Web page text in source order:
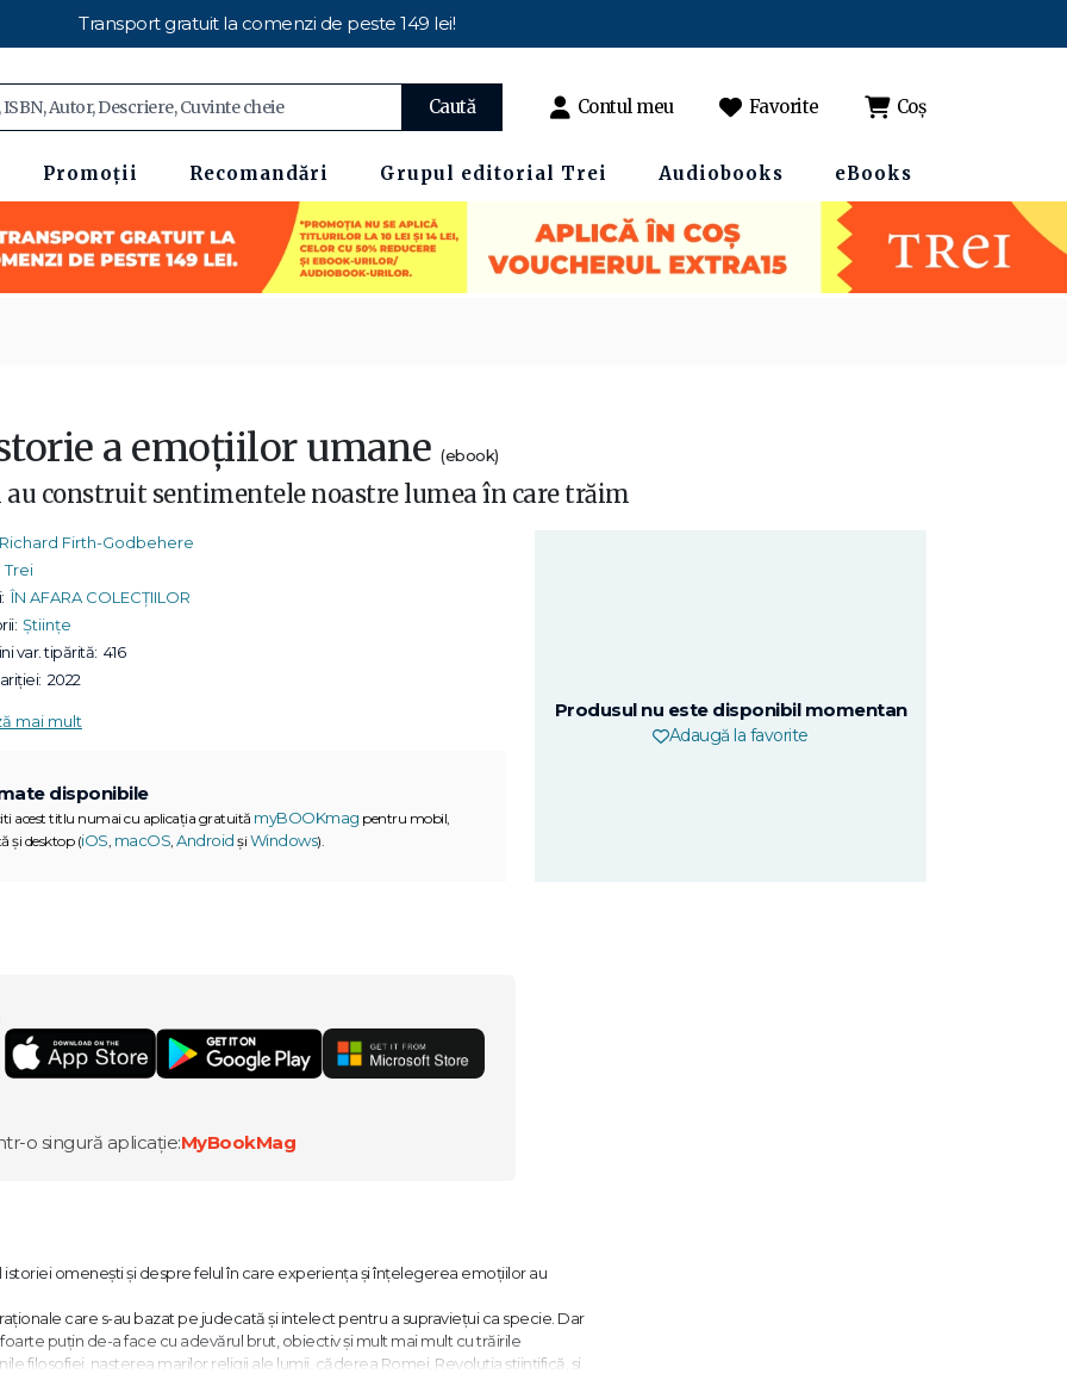
Transport gratuit la comenzi de peste 149 lei!
Caută Contul meu Favorite Coș
Promoții Recomandări Grupul editorial Trei Audiobooks eBooks
a emoțiilor umane (ebook)
au construit sentimentele noastre lumea în care trăim
Richard Firth-Godbehere
Trei
ÎN AFARA COLECȚIILOR
Științe
var. tipărită: 416
2022
mai mult
disponibile
acest titlu numai cu aplicația gratuită myBOOKmag pentru mobil,
și desktop (iOS, macOS, Android și Windows).
Produsul nu este disponibil momentan
Adaugă la favorite
o singură aplicație:MyBookMag
omenești și despre felul în care experiența și înțelegerea emoțiilor au
care s-au bazat pe judecată și intelect pentru a supraviețui ca specie. Dar
puțin de-a face cu adevărul brut, obiectiv și mult mai mult cu trăirile
filosofiei, nașterea marilor religii ale lumii, căderea Romei, Revoluția științifică, și